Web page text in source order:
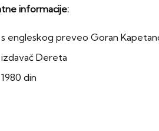
informacije:
s engleskog preveo Goran
izdavač Dereta
1980 din